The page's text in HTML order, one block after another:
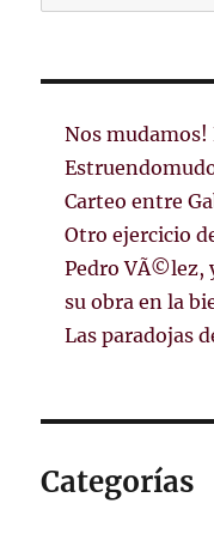
Nos mudamos!
Carteo entre
Otro ejercicio
Pedro VÃ©lez,
su obra en la
Las paradojas
Categorías